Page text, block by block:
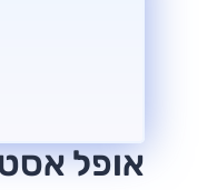
אופל אסטרה